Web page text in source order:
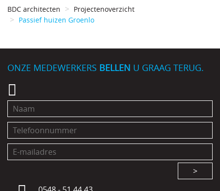
BDC architecten
Projectenoverzicht
Passief huizen Groenlo
ONZE MEDEWERKERS BELLEN U GRAAG TERUG.
>